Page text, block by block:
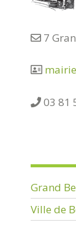
7
03 81
Grand
Ville de